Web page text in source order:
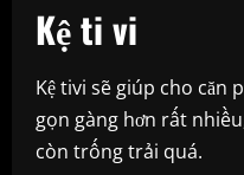
Kệ ti vi
Kệ tivi sẽ giúp cho căn
gọn gàng hơn rất
còn trống trải quá.